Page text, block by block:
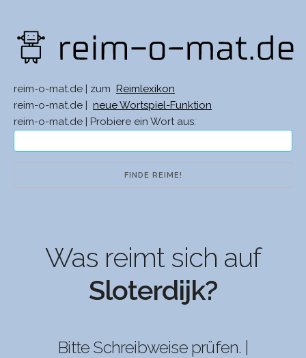
reim-o-mat.de | zum
Reimlexikon
reim-o-mat.de |
neue Wortspiel-Funktion
reim-o-mat.de | Probiere ein Wort aus:
Was reimt sich auf
Sloterdijk?
Bitte Schreibweise prüfen. |